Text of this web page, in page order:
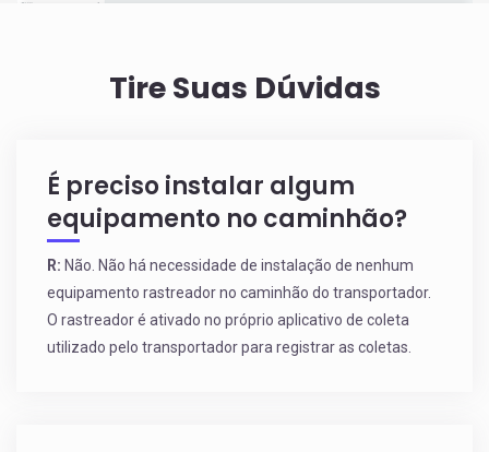
Tire Suas Dúvidas
É preciso instalar algum
equipamento no caminhão?
R: Não. Não há necessidade de instalação de nenhum
equipamento rastreador no caminhão do transportador.
O rastreador é ativado no próprio aplicativo de coleta
utilizado pelo transportador para registrar as coletas.